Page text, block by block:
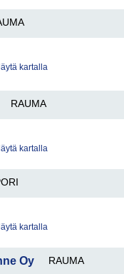
kartalla
RAUMA
kartalla
kartalla
Oy RAUMA